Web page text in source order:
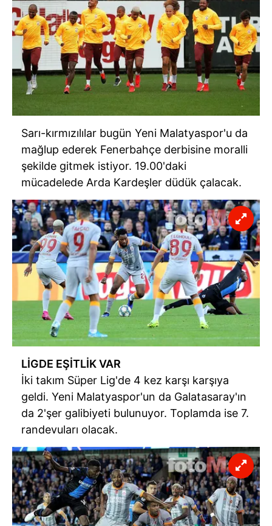
Sarı-kırmızılılar bugün Yeni Malatyaspor'u da
mağlup ederek Fenerbahçe derbisine moralli
şekilde gitmek istiyor. 19.00'daki
mücadelede Arda Kardeşler düdük çalacak.
LİGDE EŞİTLİK VAR
İki takım Süper Lig'de 4 kez karşı karşıya
geldi. Yeni Malatyaspor'un da Galatasaray'ın
da 2'şer galibiyeti bulunuyor. Toplamda ise 7.
randevuları olacak.